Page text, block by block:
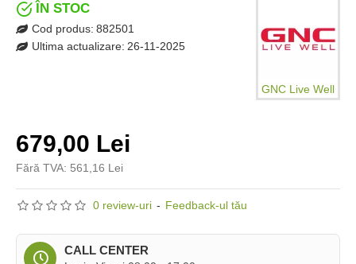
0 review-uri - Feedback-ul tău
679,00 Lei
Fără TVA: 561,16 Lei
ÎN STOC
Cod produs: 882501
Ultima actualizare: 26-11-2025
GNC Live Well
CALL CENTER